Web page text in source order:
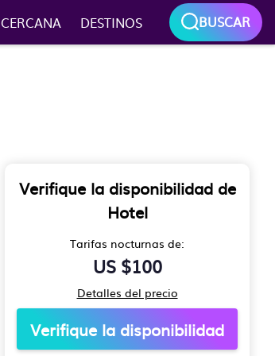
CERCANA DESTINOS BUSCAR
Verifique la disponibilidad de
Hotel
Tarifas nocturnas de:
US $100
Detalles del precio
Verifique la disponibilidad